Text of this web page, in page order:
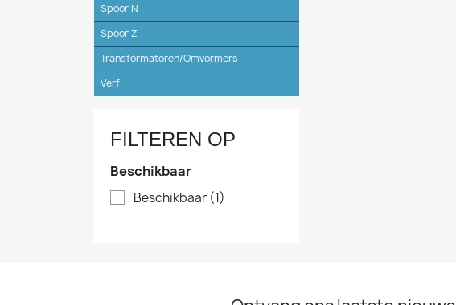
Spoor N
Spoor Z
Transformatoren/Omvormers
Verf
FILTEREN OP
Beschikbaar
Beschikbaar (1)